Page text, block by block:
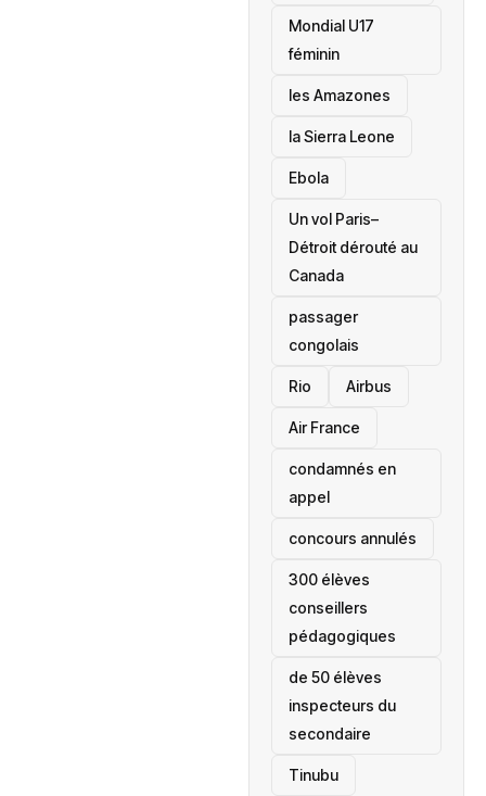
Mondial U17
féminin
les Amazones
la Sierra Leone
‎Ebola
Un vol Paris–
Détroit dérouté au
Canada
passager
congolais
Rio Airbus
Air France
condamnés en
appel
concours annulés
300 élèves
conseillers
pédagogiques
de 50 élèves
inspecteurs du
secondaire
Tinubu